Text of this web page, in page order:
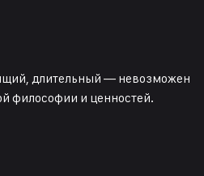
длительный — невозможен
философии и ценностей.